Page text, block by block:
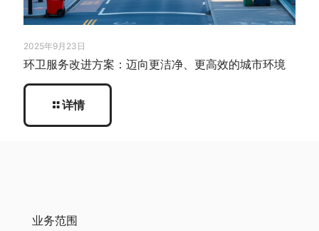
2025年9月23日
环卫服务改进方案：迈向更洁净、更高效的城市环境
详情
业务范围